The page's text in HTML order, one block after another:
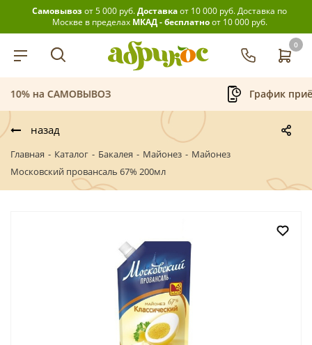
Самовывозот 5 000 руб.Доставкаот 10 000 руб.Доставка по
Москве в пределах МКАД - бесплатноот 10 000 руб.
0
График приёма заказов
назад
Главная - Каталог - Бакалея - Майонез - Майонез
Московский провансаль 67% 200мл